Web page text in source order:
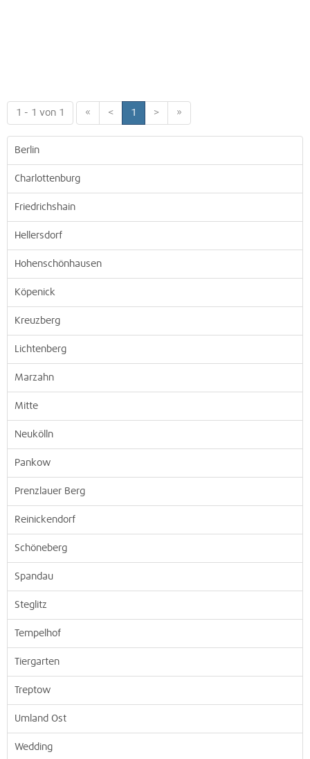
1 - 1 von 1 « < 1 > »
Berlin
Charlottenburg
Friedrichshain
Hellersdorf
Hohenschönhausen
Köpenick
Kreuzberg
Lichtenberg
Marzahn
Mitte
Neukölln
Pankow
Prenzlauer Berg
Reinickendorf
Schöneberg
Spandau
Steglitz
Tempelhof
Tiergarten
Treptow
Umland Ost
Wedding